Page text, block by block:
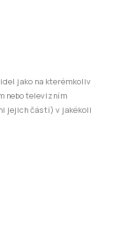
jako na kterémkoliv
nebo televizním
jejich částí) v jakékoli